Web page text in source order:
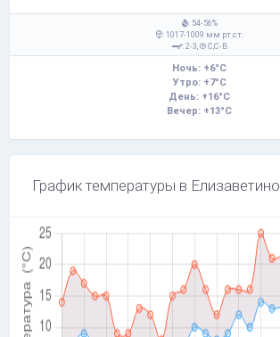
: 54-56%
: 1017-1009 мм рт.ст.
: 2-3,
С,С-В
Ночь: +6°C
Утро: +7°C
День: +16°C
Вечер: +13°C
График температуры в Елизаветино